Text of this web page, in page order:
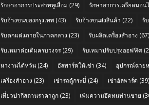
รักษาอาการประสาทหูเสื่อม (29) รักษาอาการเครียดนอน
รับจ้างขนของกรุงเทพ (43) รับจ้างขนส่งสินค้า (22) รั
รับตกแต่งภายในภาคกลาง (23) รับผลิตเครื่องสำอาง (67)
รับเหมาต่อเติมครบวงจร (29) รับเหมาปรับปรุงออฟฟิศ
หางานไต้หวัน (24) อัลพาร์ดให้เช่า (34) อุปกรณ์ฉาย
เครื่องสำอาง (23) เช่ารถตู้กระบี่ (24) เช่าอัลพาร์ด (39)
เที่ยวปากีสถานราคาถูก (23) เพิ่มความอึดทนท่านชาย